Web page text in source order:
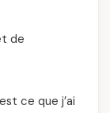
de
ce que j’ai